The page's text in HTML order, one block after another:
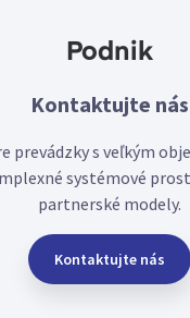
Podnik
Kontaktujte nás
prevádzky s veľkým
systémové
partnerské modely.
Kontaktujte nás